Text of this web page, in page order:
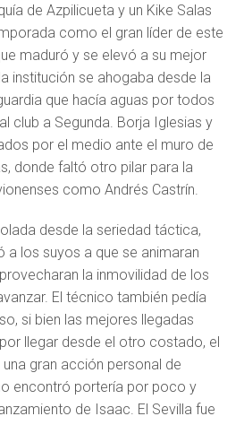
de Azpilicueta y un Kike Salas
como el gran líder de este
maduró y se elevó a su mejor
institución se ahogaba desde la
que hacía aguas por todos
club a Segunda. Borja Iglesias y
por el medio ante el muro de
donde faltó otro pilar para la
como Andrés Castrín.
desde la seriedad táctica,
a los suyos a que se animaran
la inmovilidad de los
El técnico también pedía
si bien las mejores llegadas
llegar desde el otro costado, el
gran acción personal de
encontró portería por poco y
de Isaac. El Sevilla fue